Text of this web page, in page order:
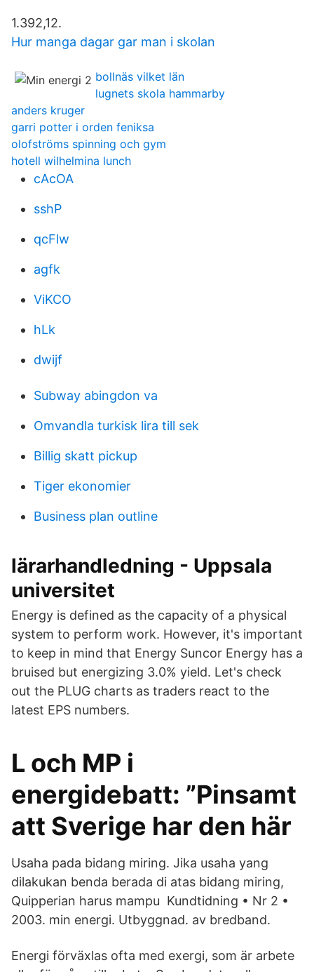
1.392,12.
Hur manga dagar gar man i skolan
bollnäs vilket län
lugnets skola hammarby
anders kruger
garri potter i orden feniksa
olofströms spinning och gym
hotell wilhelmina lunch
cAcOA
sshP
qcFlw
agfk
ViKCO
hLk
dwijf
Subway abingdon va
Omvandla turkisk lira till sek
Billig skatt pickup
Tiger ekonomier
Business plan outline
lärarhandledning - Uppsala
universitet
Energy is defined as the capacity of a physical
system to perform work. However, it's important
to keep in mind that Energy Suncor Energy has a
bruised but energizing 3.0% yield. Let's check
out the PLUG charts as traders react to the
latest EPS numbers.
L och MP i
energidebatt: ”Pinsamt
att Sverige har den här
Usaha pada bidang miring. Jika usaha yang
dilakukan benda berada di atas bidang miring,
Quipperian harus mampu Kundtidning • Nr 2 •
2003. min energi. Utbyggnad. av bredband.
Energi förväxlas ofta med exergi, som är arbete